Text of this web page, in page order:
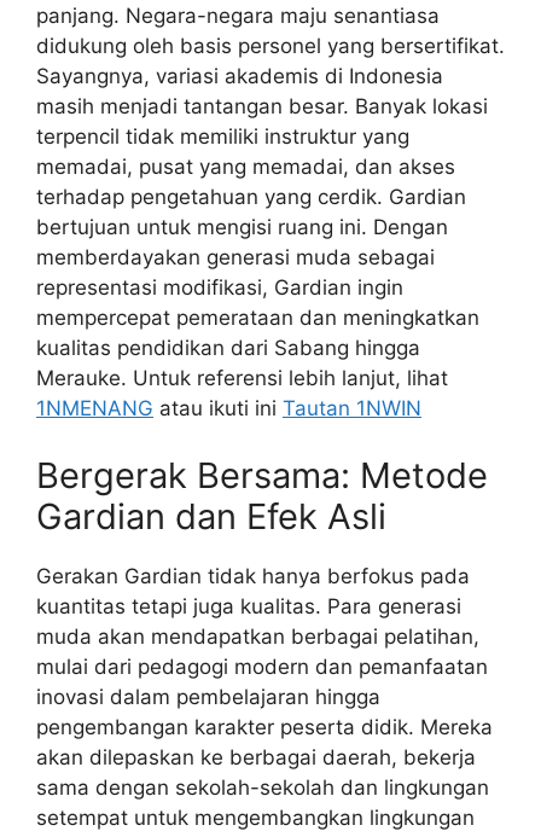
panjang. Negara-negara maju senantiasa
didukung oleh basis personel yang bersertifikat.
Sayangnya, variasi akademis di Indonesia
masih menjadi tantangan besar. Banyak lokasi
terpencil tidak memiliki instruktur yang
memadai, pusat yang memadai, dan akses
terhadap pengetahuan yang cerdik. Gardian
bertujuan untuk mengisi ruang ini. Dengan
memberdayakan generasi muda sebagai
representasi modifikasi, Gardian ingin
mempercepat pemerataan dan meningkatkan
kualitas pendidikan dari Sabang hingga
Merauke. Untuk referensi lebih lanjut, lihat
1NMENANG atau ikuti ini Tautan 1NWIN
Bergerak Bersama: Metode
Gardian dan Efek Asli
Gerakan Gardian tidak hanya berfokus pada
kuantitas tetapi juga kualitas. Para generasi
muda akan mendapatkan berbagai pelatihan,
mulai dari pedagogi modern dan pemanfaatan
inovasi dalam pembelajaran hingga
pengembangan karakter peserta didik. Mereka
akan dilepaskan ke berbagai daerah, bekerja
sama dengan sekolah-sekolah dan lingkungan
setempat untuk mengembangkan lingkungan